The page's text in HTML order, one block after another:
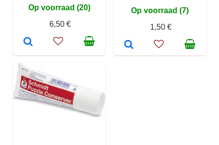
Op voorraad (20)
6,50 €
Op voorraad (7)
1,50 €